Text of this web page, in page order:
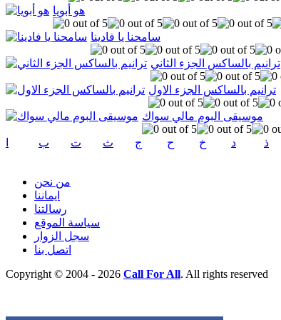
هو أبويا
سامحنا يا فادينا
ترانيم بالساكس الجزء الثاني
ترانيم بالساكس الجزء الاول
موسيقى البوم مالي سواك
ب ت ث ج ح خ د ذ
من نحن
ايماننا
رسالتنا
سياسة الموقع
سجل الزوار
اتصل بنا
Copyright © 2004 - 2026 Call For All. All rights reserved